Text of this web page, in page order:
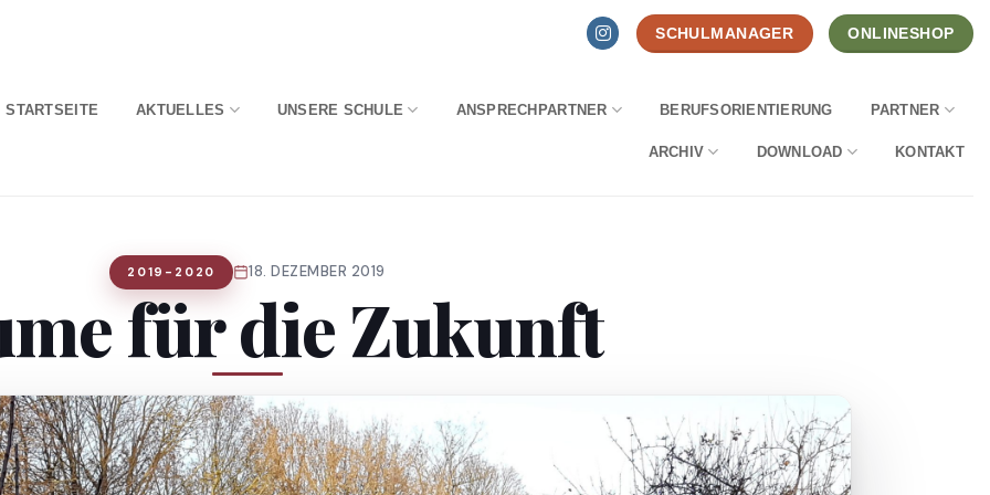
SCHULMANAGER ONLINESHOP
STARTSEITE AKTUELLES UNSERE SCHULE ANSPRECHPARTNER BERUFSORIENTIERUNG PARTNER
ARCHIV DOWNLOAD KONTAKT
2019-2020 18. DEZEMBER 2019
für die Zukunft